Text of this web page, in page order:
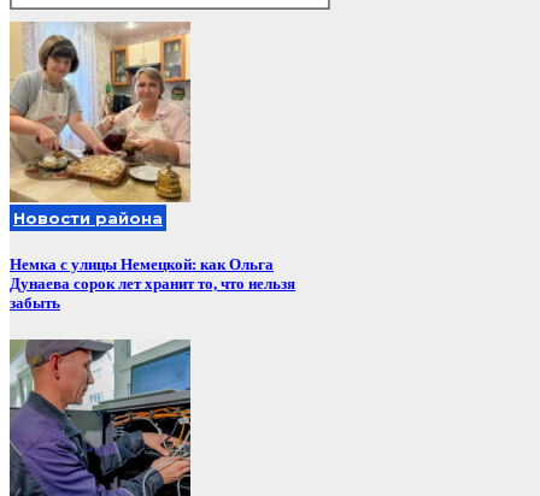
Новости района
Немка с улицы Немецкой: как Ольга
Дунаева сорок лет хранит то, что нельзя
забыть